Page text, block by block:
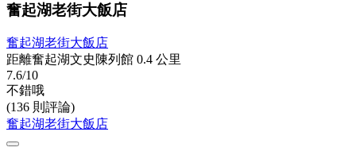
奮起湖老街大飯店
奮起湖老街大飯店
距離奮起湖文史陳列館 0.4 公里
7.6/10
不錯哦
(136 則評論)
奮起湖老街大飯店